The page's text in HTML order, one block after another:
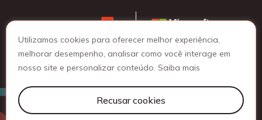
Utilizamos cookies para oferecer melhor experiência,
melhorar desempenho, analisar como você interage em
nosso site e personalizar conteúdo. Saiba mais
Recusar cookies
© 2025 Lattine Group - Todos os direitos reservados